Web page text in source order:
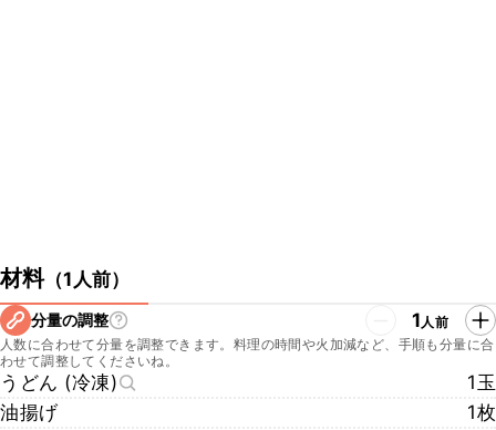
材料（1人前）
分量の調整 1人前
人数に合わせて分量を調整できます。料理の時間や火加減など、手順も分量に合
わせて調整してくださいね。
うどん (冷凍)
1玉
油揚げ
1枚